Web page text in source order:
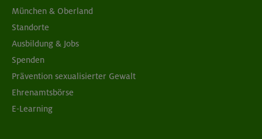
München & Oberland
Standorte
Ausbildung & Jobs
Spenden
Prävention sexualisierter Gewalt
Ehrenamtsbörse
E-Learning